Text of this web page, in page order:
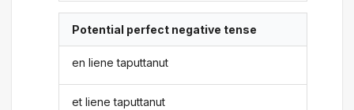
Potential perfect negative tense
en liene taputtanut
et liene taputtanut